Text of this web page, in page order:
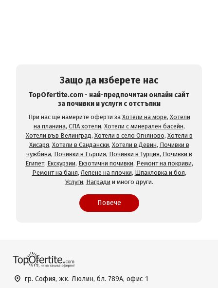
Защо да изберете нас
TopOfertite.com - най-предпочитан онлайн сайт
за почивки и услуги с отстъпки
При нас ще намерите оферти за Хотели на море, Хотели
на планина, СПА хотели, Хотели с минерален басейн,
Хотели във Велинград, Хотели в село Огняново, Хотели в
Хисаря, Хотели в Сандански, Хотели в Девин, Почивки в
чужбина, Почивки в Гърция, Почивки в Турция, Почивки в
Египет, Екскурзии, Екзотични почивки, Ремонт на покриви,
Ремонт на баня, Лепене на плочки, Шпакловка и боя,
Услуги, Награди и много други.
Повече
гр. София, жк. Люлин, бл. 789А, офис 1